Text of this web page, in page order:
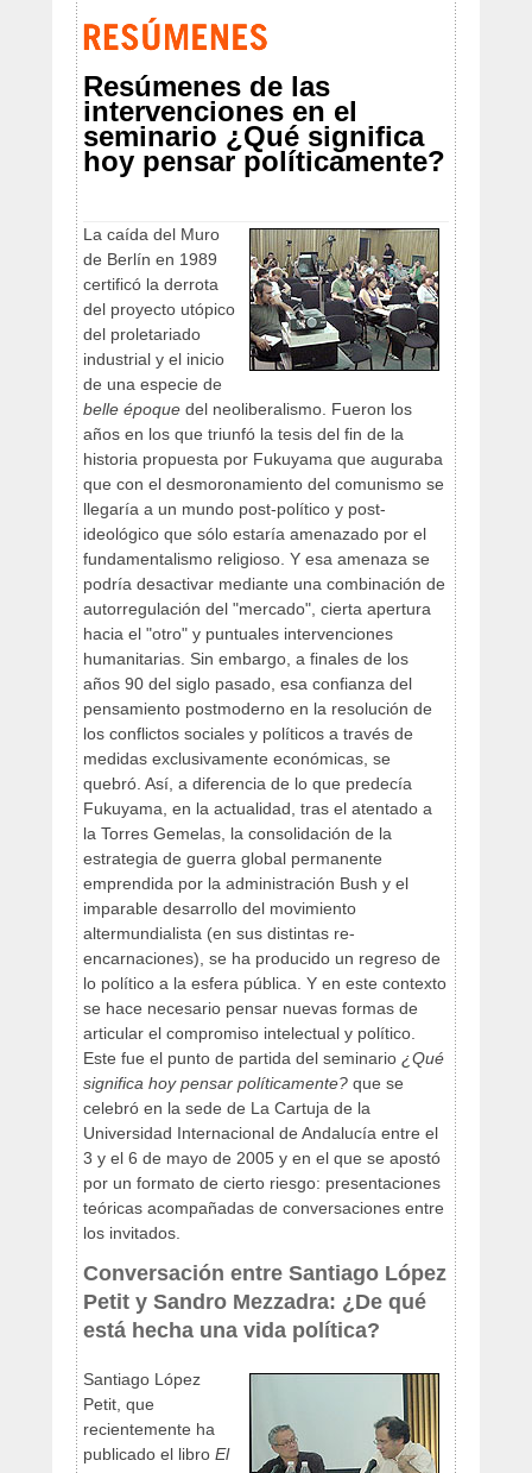
Resúmenes de las
intervenciones en el
seminario ¿Qué significa
hoy pensar políticamente?
La caída del Muro
de Berlín en 1989
certificó la derrota
del proyecto utópico
del proletariado
industrial y el inicio
de una especie de
belle époque del neoliberalismo. Fueron los
años en los que triunfó la tesis del fin de la
historia propuesta por Fukuyama que auguraba
que con el desmoronamiento del comunismo se
llegaría a un mundo post-político y post-
ideológico que sólo estaría amenazado por el
fundamentalismo religioso. Y esa amenaza se
podría desactivar mediante una combinación de
autorregulación del "mercado", cierta apertura
hacia el "otro" y puntuales intervenciones
humanitarias. Sin embargo, a finales de los
años 90 del siglo pasado, esa confianza del
pensamiento postmoderno en la resolución de
los conflictos sociales y políticos a través de
medidas exclusivamente económicas, se
quebró. Así, a diferencia de lo que predecía
Fukuyama, en la actualidad, tras el atentado a
la Torres Gemelas, la consolidación de la
estrategia de guerra global permanente
emprendida por la administración Bush y el
imparable desarrollo del movimiento
altermundialista (en sus distintas re-
encarnaciones), se ha producido un regreso de
lo político a la esfera pública. Y en este contexto
se hace necesario pensar nuevas formas de
articular el compromiso intelectual y político.
Este fue el punto de partida del seminario ¿Qué
significa hoy pensar políticamente? que se
celebró en la sede de La Cartuja de la
Universidad Internacional de Andalucía entre el
3 y el 6 de mayo de 2005 y en el que se apostó
por un formato de cierto riesgo: presentaciones
teóricas acompañadas de conversaciones entre
los invitados.
Conversación entre Santiago López
Petit y Sandro Mezzadra: ¿De qué
está hecha una vida política?
Santiago López
Petit, que
recientemente ha
publicado el libro El